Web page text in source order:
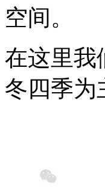
空间。
在这里我
冬四季为